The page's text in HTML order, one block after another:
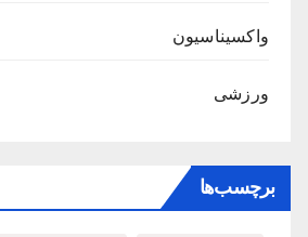
واکسیناسیون
ورزشی
برچسب‌ها